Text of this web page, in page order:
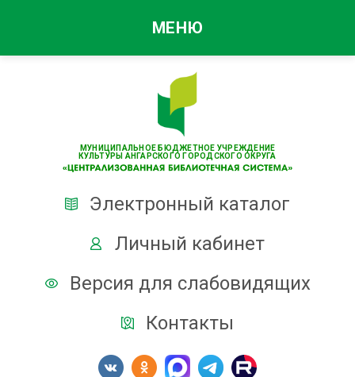
МУНИЦИПАЛЬНОЕ БЮДЖЕТНОЕ УЧРЕЖДЕНИЕ
КУЛЬТУРЫ АНГАРСКОГО ГОРОДСКОГО ОКРУГА
Электронный каталог
Личный кабинет
Версия для слабовидящих
Контакты
МЕНЮ